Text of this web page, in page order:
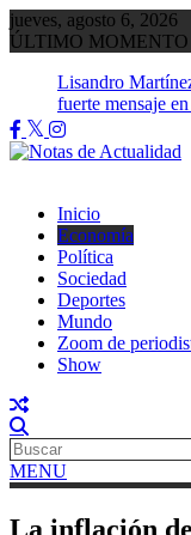
Saltar
al
jueves, agosto 6, 2026
ÚLTIMO MOMENTO
Lisandro
fuerte mensaje
Inicio
Economía
Política
Sociedad
Deportes
Mundo
Zoom de
Show
MENU